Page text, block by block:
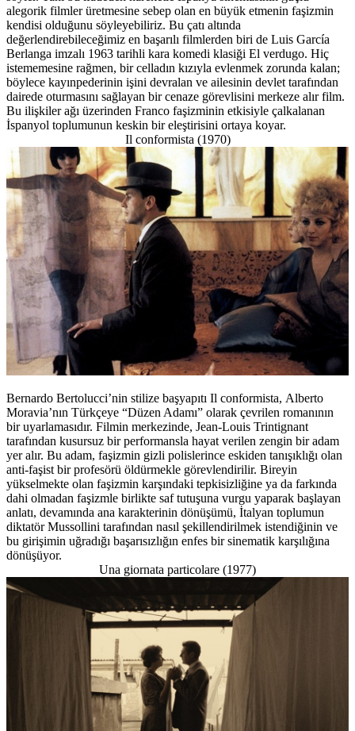
alegorik filmler üretmesine sebep olan en büyük etmenin faşizmin
kendisi olduğunu söyleyebiliriz. Bu çatı altında
değerlendirebileceğimiz en başarılı filmlerden biri de Luis García
Berlanga imzalı 1963 tarihli kara komedi klasiği El verdugo. Hiç
istememesine rağmen, bir celladın kızıyla evlenmek zorunda kalan;
böylece kayınpederinin işini devralan ve ailesinin devlet tarafından
dairede oturmasını sağlayan bir cenaze görevlisini merkeze alır film.
Bu ilişkiler ağı üzerinden Franco faşizminin etkisiyle çalkalanan
İspanyol toplumunun keskin bir eleştirisini ortaya koyar.
Il conformista (1970)
Bernardo Bertolucci’nin stilize başyapıtı Il conformista, Alberto
Moravia’nın Türkçeye “Düzen Adamı” olarak çevrilen romanının
bir uyarlamasıdır. Filmin merkezinde, Jean-Louis Trintignant
tarafından kusursuz bir performansla hayat verilen zengin bir adam
yer alır. Bu adam, faşizmin gizli polislerince eskiden tanışıklığı olan
anti-faşist bir profesörü öldürmekle görevlendirilir. Bireyin
yükselmekte olan faşizmin karşındaki tepkisizliğine ya da farkında
dahi olmadan faşizmle birlikte saf tutuşuna vurgu yaparak başlayan
anlatı, devamında ana karakterinin dönüşümü, İtalyan toplumun
diktatör Mussollini tarafından nasıl şekillendirilmek istendiğinin ve
bu girişimin uğradığı başarısızlığın enfes bir sinematik karşılığına
dönüşüyor.
Una giornata particolare (1977)